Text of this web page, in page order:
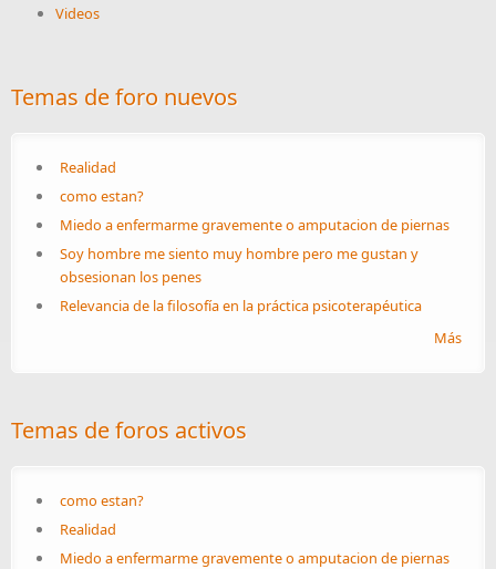
Videos
Temas de foro nuevos
Realidad
como estan?
Miedo a enfermarme gravemente o amputacion de piernas
Soy hombre me siento muy hombre pero me gustan y
obsesionan los penes
Relevancia de la filosofía en la práctica psicoterapéutica
Más
Temas de foros activos
como estan?
Realidad
Miedo a enfermarme gravemente o amputacion de piernas